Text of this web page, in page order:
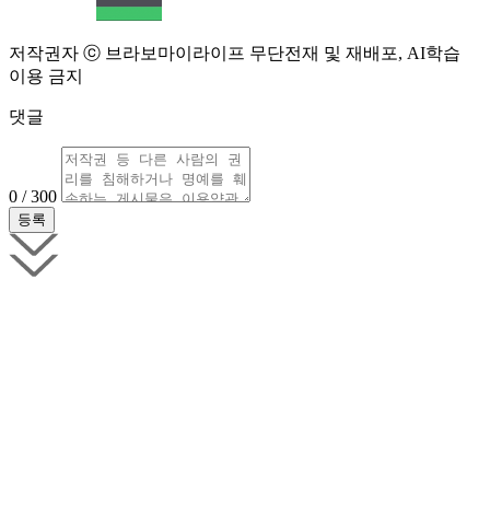
저작권자 ⓒ 브라보마이라이프 무단전재 및 재배포, AI학습
이용 금지
댓글
0 / 300